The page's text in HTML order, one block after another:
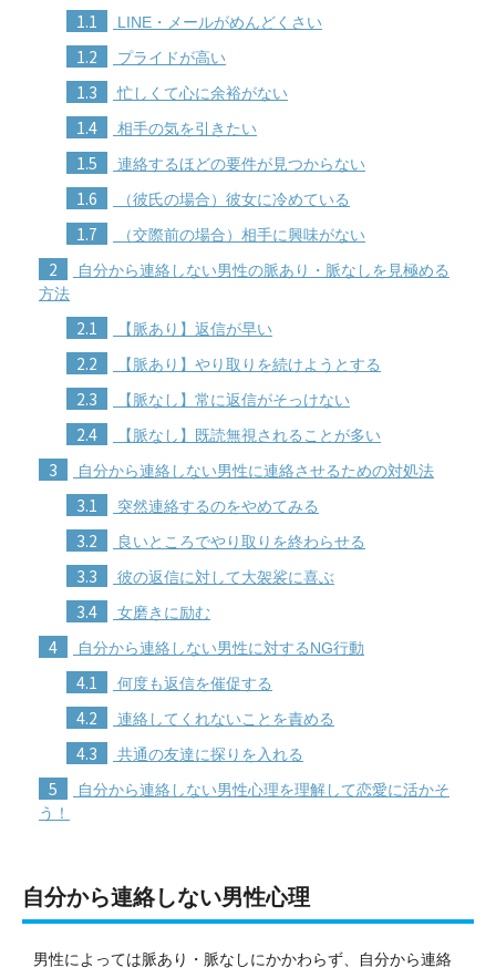
1.1 LINE・メールがめんどくさい
1.2 プライドが高い
1.3 忙しくて心に余裕がない
1.4 相手の気を引きたい
1.5 連絡するほどの要件が見つからない
1.6 （彼氏の場合）彼女に冷めている
1.7 （交際前の場合）相手に興味がない
2
自分から連絡しない男性の脈あり・脈なしを見極める
方法
2.1 【脈あり】返信が早い
2.2 【脈あり】やり取りを続けようとする
2.3 【脈なし】常に返信がそっけない
2.4 【脈なし】既読無視されることが多い
3 自分から連絡しない男性に連絡させるための対処法
3.1 突然連絡するのをやめてみる
3.2 良いところでやり取りを終わらせる
3.3 彼の返信に対して大袈裟に喜ぶ
3.4 女磨きに励む
4 自分から連絡しない男性に対するNG行動
4.1 何度も返信を催促する
4.2 連絡してくれないことを責める
4.3 共通の友達に探りを入れる
5
自分から連絡しない男性心理を理解して恋愛に活かそ
う！
自分から連絡しない男性心理
男性によっては脈あり・脈なしにかかわらず、自分から連絡